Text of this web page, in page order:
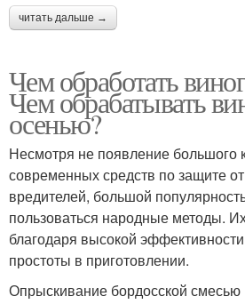
читать дальше →
Чем обработать
Чем обрабатывать
осенью?
Несмотря не появление большого
современных средств по защите
вредителей, большой
пользоваться народные методы.
благодаря высокой
простоты в приготовлении.
Опрыскивание бордосской смесью